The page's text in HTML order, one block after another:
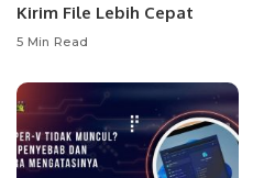
Kirim File Lebih Cepat
5 Min Read